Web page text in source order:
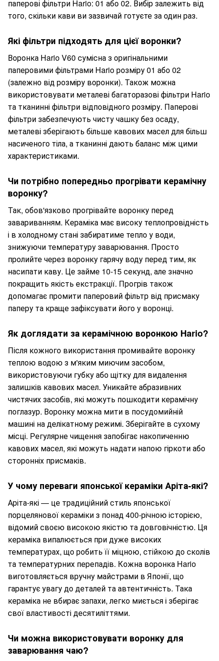
паперові фільтри Hario: 01 або 02. Вибір залежить від
того, скільки кави ви зазвичай готуєте за один раз.
Які фільтри підходять для цієї воронки?
Воронка Hario V60 сумісна з оригінальними
паперовими фільтрами Hario розміру 01 або 02
(залежно від розміру воронки). Також можна
використовувати металеві багаторазові фільтри Hario
та тканинні фільтри відповідного розміру. Паперові
фільтри забезпечують чисту чашку без осаду,
металеві зберігають більше кавових масел для більш
насиченого тіла, а тканинні дають баланс між цими
характеристиками.
Чи потрібно попередньо прогрівати керамічну
воронку?
Так, обов'язково прогрівайте воронку перед
завариванням. Кераміка має високу теплопровідність
і в холодному стані забиратиме тепло у води,
знижуючи температуру заварювання. Просто
пролийте через воронку гарячу воду перед тим, як
насипати каву. Це займе 10-15 секунд, але значно
покращить якість екстракції. Прогрів також
допомагає промити паперовий фільтр від присмаку
паперу та краще зафіксувати його у воронці.
Як доглядати за керамічною воронкою Hario?
Після кожного використання промивайте воронку
теплою водою з м'яким миючим засобом,
використовуючи губку або щітку для видалення
залишків кавових масел. Уникайте абразивних
чистячих засобів, які можуть пошкодити керамічну
поглазур. Воронку можна мити в посудомийній
машині на делікатному режимі. Зберігайте в сухому
місці. Регулярне чищення запобігає накопиченню
кавових масел, які можуть надати напою гіркоти або
сторонніх присмаків.
У чому переваги японської кераміки Аріта-які?
Аріта-які — це традиційний стиль японської
порцелянової кераміки з понад 400-річною історією,
відомий своєю високою якістю та довговічністю. Ця
кераміка випалюється при дуже високих
температурах, що робить її міцною, стійкою до сколів
та температурних перепадів. Кожна воронка Hario
виготовляється вручну майстрами в Японії, що
гарантує увагу до деталей та автентичність. Така
кераміка не вбирає запахи, легко миється і зберігає
свої властивості десятиліттями.
Чи можна використовувати воронку для
заварювання чаю?